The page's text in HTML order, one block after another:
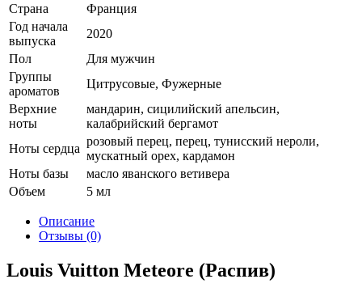
Страна
Франция
Год начала
выпуска
2020
Пол
Для мужчин
Группы
ароматов
Цитрусовые, Фужерные
Верхние
ноты
мандарин, сицилийский апельсин,
калабрийский бергамот
Ноты сердца
розовый перец, перец, тунисский нероли,
мускатный орех, кардамон
Ноты базы
масло яванского ветивера
Объем
5 мл
Описание
Отзывы (0)
Louis Vuitton Meteore (Распив)